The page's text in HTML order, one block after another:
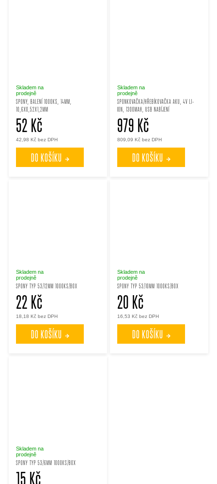
SPONY, BALENÍ 1000KS, 14MM,
10,6X0,52X1,2MM
Skladem na
prodejně
42,98 Kč bez DPH
52 Kč
DO KOŠÍKU
SPONKOVAČKA/HŘEBÍKOVAČKA AKU, 4V LI-
ION, 1300MAH, USB NABÍJENÍ
Skladem na
prodejně
809,09 Kč bez DPH
979 Kč
DO KOŠÍKU
SPONY TYP 53/12MM 1000KS/BOX
Skladem na
prodejně
18,18 Kč bez DPH
22 Kč
DO KOŠÍKU
SPONY TYP 53/10MM 1000KS/BOX
Skladem na
prodejně
16,53 Kč bez DPH
20 Kč
DO KOŠÍKU
SPONY TYP 53/6MM 1000KS/BOX
Skladem na
prodejně
15 Kč